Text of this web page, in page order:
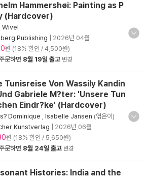
Hammershøi: Painting as P
(Hardcover)
Wivel
Publishing
2026년 04월
원 (18% 할인 / 4,500원)
문하면 8월 19일 출고 변경
Tunisreise Von Wassily Kandin
Gabriele M?ter: 'Unsere Tun
Eindr?ke' (Hardcover)
Dominique Isabelle Jansen (엮은이)
Kunstverlag
2026년 06월
원 (18% 할인 / 5,650원)
문하면 8월 24일 출고 변경
Histories: India and the